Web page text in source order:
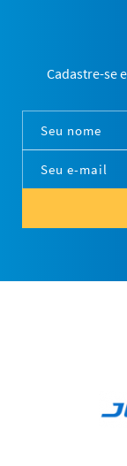
Cadastre-se